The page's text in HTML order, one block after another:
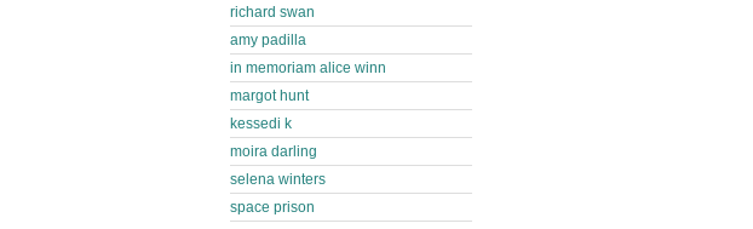
richard swan
amy padilla
in memoriam alice winn
margot hunt
kessedi k
moira darling
selena winters
space prison